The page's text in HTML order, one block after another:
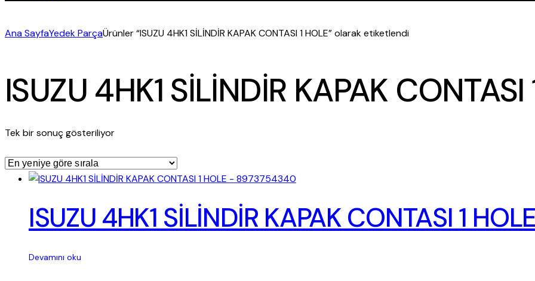
Ana SayfaYedek ParçaÜrünler “ISUZU 4HK1 SİLİNDİR KAPAK CONTASI 1 HOLE” olarak etiketlendi
ISUZU 4HK1 SİLİNDİR KAPAK CONTASI
Tek bir sonuç gösteriliyor
ISUZU 4HK1 SİLİNDİR KAPAK CONTASI 1
Devamını oku